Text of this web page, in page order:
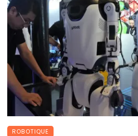
ROBOTIQUE